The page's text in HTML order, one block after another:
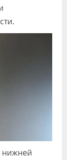
нижней